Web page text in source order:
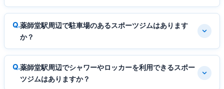
薬師堂駅周辺で駐車場のあるスポーツジムはあります
か？
薬師堂駅周辺でシャワーやロッカーを利用できるスポー
ツジムはありますか？